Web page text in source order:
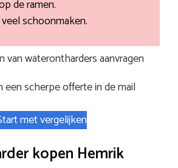
de ramen.
schoonmaken.
van waterontharders aanvragen
een scherpe offerte in de mail
met vergelijken
kopen Hemrik